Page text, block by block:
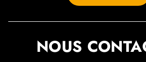
NOUS